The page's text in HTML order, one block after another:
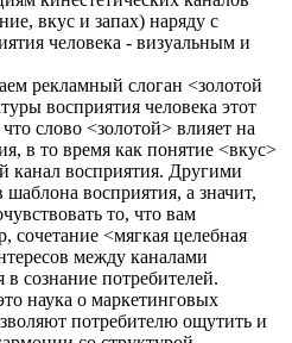
вкус и запах) наряду с
человека - визуальным и
рекламный слоган <золотой
восприятия человека этот
слово <золотой> влияет на
в то время как понятие <вкус>
канал восприятия. Другими
восприятия, а значит,
то, что вам
сочетание <мягкая целебная
между каналами
сознание потребителей.
наука о маркетинговых
потребителю ощутить и